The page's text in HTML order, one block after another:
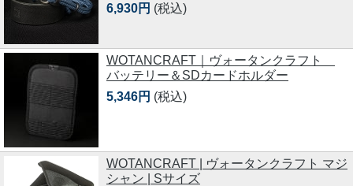
6,930円 (税込)
WOTANCRAFT｜ヴォータンクラフト
バッテリー＆SDカードホルダー
5,346円 (税込)
WOTANCRAFT | ヴォータンクラフト マジ
シャン | Sサイズ